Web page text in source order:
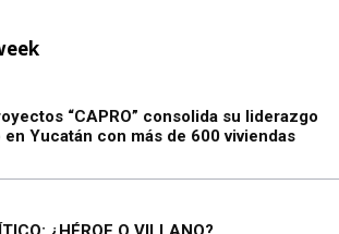
“CAPRO” consolida su liderazgo
Yucatán con más de 600 viviendas